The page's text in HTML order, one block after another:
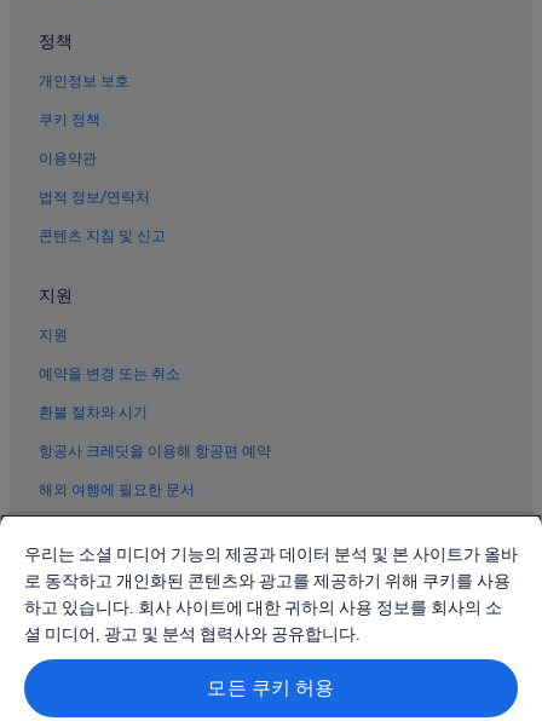
도쿄의 럭셔리 호텔
사쿠라다몬 역의 아파트식 호텔
도쿄의 게스트하우스
도쿄의 Fujita Kanko 호텔
도쿄의 4성급 호텔
긴자의 스파가 있는 리조트 및 호텔
도쿄의 비즈니스 호텔
오테마치 호텔
도쿄의 캡슐 호텔
도쿄의 Langham Hotels
긴자의 4성급 호텔
긴자의 허니문 리조트 및 호텔
우치사이와이초 역 근처 호텔
유라쿠초 호텔
도쿄의 3성급 호텔
유라쿠초의 Ishin 호텔
도쿄의 Nikko 호텔
도쿄의 아침 식사 제공 호텔
정책
개인정보 보호
쿠키 정책
이용약관
법적 정보/연락처
콘텐츠 지침 및 신고
지원
지원
예약을 변경 또는 취소
환불 절차와 시기
항공사 크레딧을 이용해 항공편 예약
해외 여행에 필요한 문서
© 2026 Expedia, Inc., Expedia Group 계열사. All rights reserved.
Expedia 및 비행기 로고는 Expedia, Inc.의 상표 또는 등록 상표입니다.
분쟁 해결: 전화: 02-3480-0118, 이메일: travel@support.expedia.co.kr
트래블파트너익스체인지코리아 주식회사. 사업자등록번호: 821-88-01025
익스피디아트래블코리아 주식회사, 서울특별시 종로구 종로5길 7(청진동).
우리는 소셜 미디어 기능의 제공과 데이터 분석 및 본 사이트가 올바
로 동작하고 개인화된 콘텐츠와 광고를 제공하기 위해 쿠키를 사용
하고 있습니다. 회사 사이트에 대한 귀하의 사용 정보를 회사의 소
셜 미디어, 광고 및 분석 협력사와 공유합니다.
모든 쿠키 허용